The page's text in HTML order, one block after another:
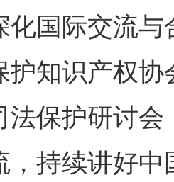
际交流与
护知识产权
法保护研讨
，持续讲好